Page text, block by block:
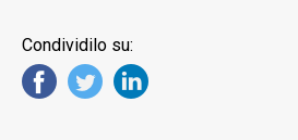
Condividilo su: